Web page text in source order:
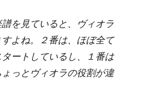
を見ていると、ヴィオラ
よね。２番は、ほぼ全て
ートしているし、１番は
っとヴィオラの役割が違